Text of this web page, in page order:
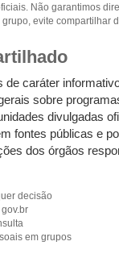
Não garantimos
evite compartilhar
caráter
sobre
divulgadas
fontes públicas e
dos órgãos
decisão
em grupos